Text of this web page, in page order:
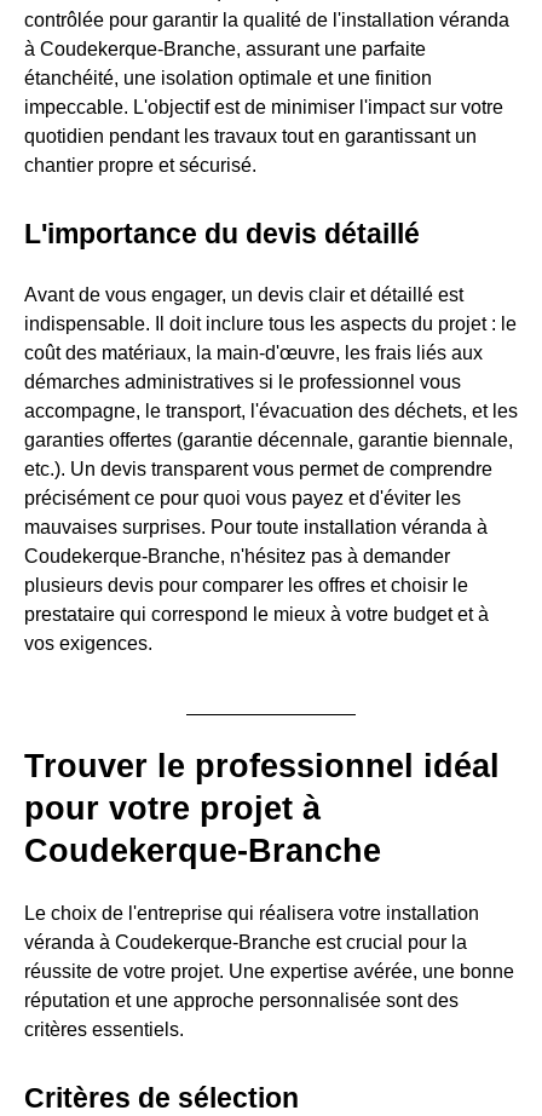
contrôlée pour garantir la qualité de l'installation véranda
à Coudekerque-Branche, assurant une parfaite
étanchéité, une isolation optimale et une finition
impeccable. L'objectif est de minimiser l'impact sur votre
quotidien pendant les travaux tout en garantissant un
chantier propre et sécurisé.
L'importance du devis détaillé
Avant de vous engager, un devis clair et détaillé est
indispensable. Il doit inclure tous les aspects du projet : le
coût des matériaux, la main-d'œuvre, les frais liés aux
démarches administratives si le professionnel vous
accompagne, le transport, l'évacuation des déchets, et les
garanties offertes (garantie décennale, garantie biennale,
etc.). Un devis transparent vous permet de comprendre
précisément ce pour quoi vous payez et d'éviter les
mauvaises surprises. Pour toute installation véranda à
Coudekerque-Branche, n'hésitez pas à demander
plusieurs devis pour comparer les offres et choisir le
prestataire qui correspond le mieux à votre budget et à
vos exigences.
Trouver le professionnel idéal
pour votre projet à
Coudekerque-Branche
Le choix de l'entreprise qui réalisera votre installation
véranda à Coudekerque-Branche est crucial pour la
réussite de votre projet. Une expertise avérée, une bonne
réputation et une approche personnalisée sont des
critères essentiels.
Critères de sélection